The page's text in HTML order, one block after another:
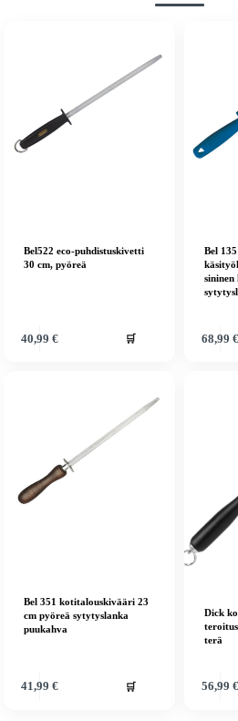
Bel522 eco-puhdistuskivetti
30 cm, pyöreä
40,99 € 🛒
Bel
sininen
68,99 €
Bel 351 kotitalouskivääri 23
cm pyöreä sytytyslanka
puukahva
41,99 € 🛒
Dick
terä
56,99 €